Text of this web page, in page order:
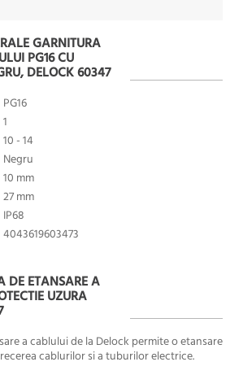
GARNITURA
PG16 CU
DELOCK 60347
PG16
1
10 - 14
Negru
10 mm
27 mm
IP68
4043619603473
DE ETANSARE A
UZURA
a cablului de la Delock permite o etansare
cablurilor si a tuburilor electrice.